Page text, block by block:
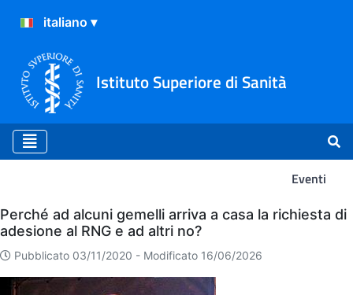
Istituto Superiore di Sanità
Eventi
Eventi
Perché ad alcuni gemelli arriva a casa la richiesta di
adesione al RNG e ad altri no?
Pubblicato 03/11/2020 - Modificato 16/06/2026